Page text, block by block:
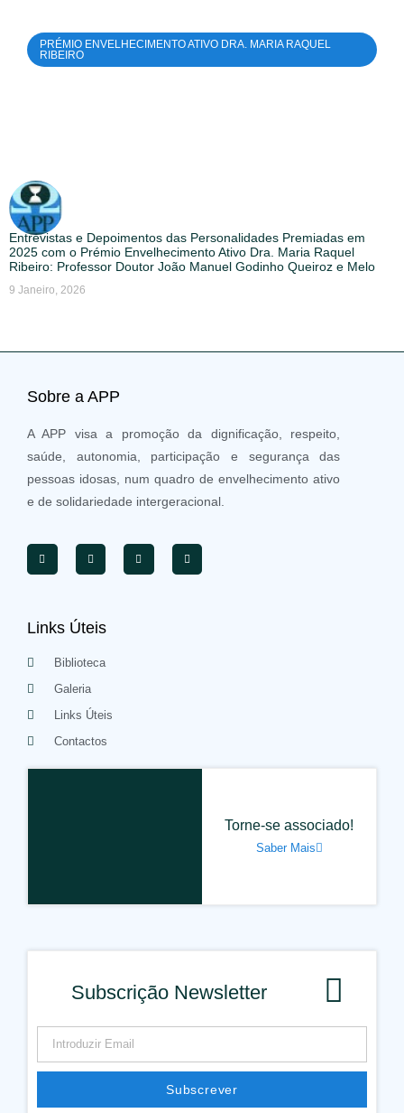
PRÉMIO ENVELHECIMENTO ATIVO DRA. MARIA RAQUEL
RIBEIRO
Entrevistas e Depoimentos das Personalidades Premiadas em
2025 com o Prémio Envelhecimento Ativo Dra. Maria Raquel
Ribeiro: Professor Doutor João Manuel Godinho Queiroz e Melo
9 Janeiro, 2026
Sobre a APP
A APP visa a promoção da dignificação, respeito,
saúde, autonomia, participação e segurança das
pessoas idosas, num quadro de envelhecimento ativo
e de solidariedade intergeracional.
Links Úteis
Biblioteca
Galeria
Links Úteis
Contactos
Torne-se associado!
Saber Mais
Subscrição Newsletter
Subscrever